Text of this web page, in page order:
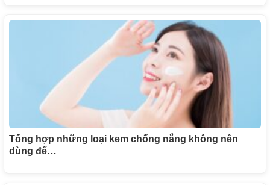
Tổng hợp những loại kem chống nắng không nên
dùng để…